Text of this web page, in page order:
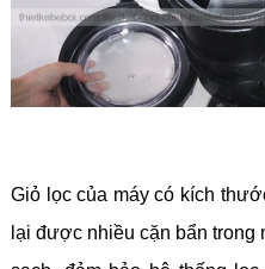
Giỏ lọc của máy có kích
lại được nhiều cặn bẩn